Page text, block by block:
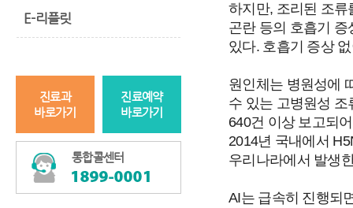
E-리플릿
진료과
바로가기
진료예약
바로가기
통합콜센터
하지만, 조리된 조
곤란 등의 호흡기
있다. 호흡기 증상
원인체는 병원성에
수 있는 고병원성 조
640건 이상 보고되
2014년 국내에서
우리나라에서 발생
AI는 급속히 진행되